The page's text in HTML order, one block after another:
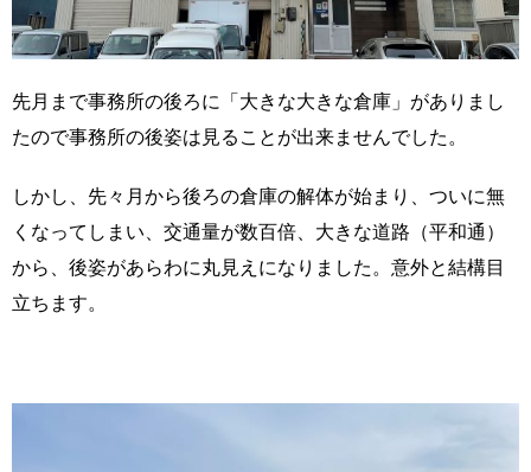
先月まで事務所の後ろに「大きな大きな倉庫」がありまし
たので事務所の後姿は見ることが出来ませんでした。
しかし、先々月から後ろの倉庫の解体が始まり、ついに無
くなってしまい、交通量が数百倍、大きな道路（平和通）
から、後姿があらわに丸見えになりました。意外と結構目
立ちます。